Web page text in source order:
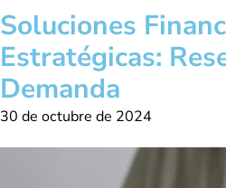
Soluciones
Estratégicas:
Demanda
30 de octubre de 2024